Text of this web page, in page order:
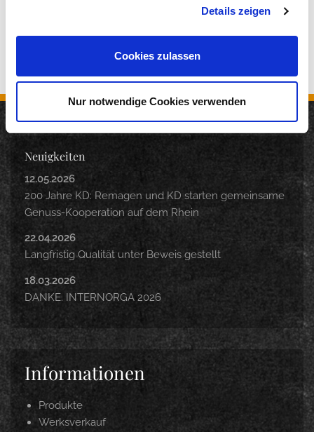
Details zeigen
Cookies zulassen
Nur notwendige Cookies verwenden
Neuigkeiten
12.05.2026
200 Jahre KD: Remagen und KD starten gemeinsame
Genuss-Kooperation auf dem Rhein
22.04.2026
Langfristig Qualität unter Beweis gestellt
18.03.2026
DANKE. INTERNORGA 2026
Informationen
Produkte
Werksverkauf